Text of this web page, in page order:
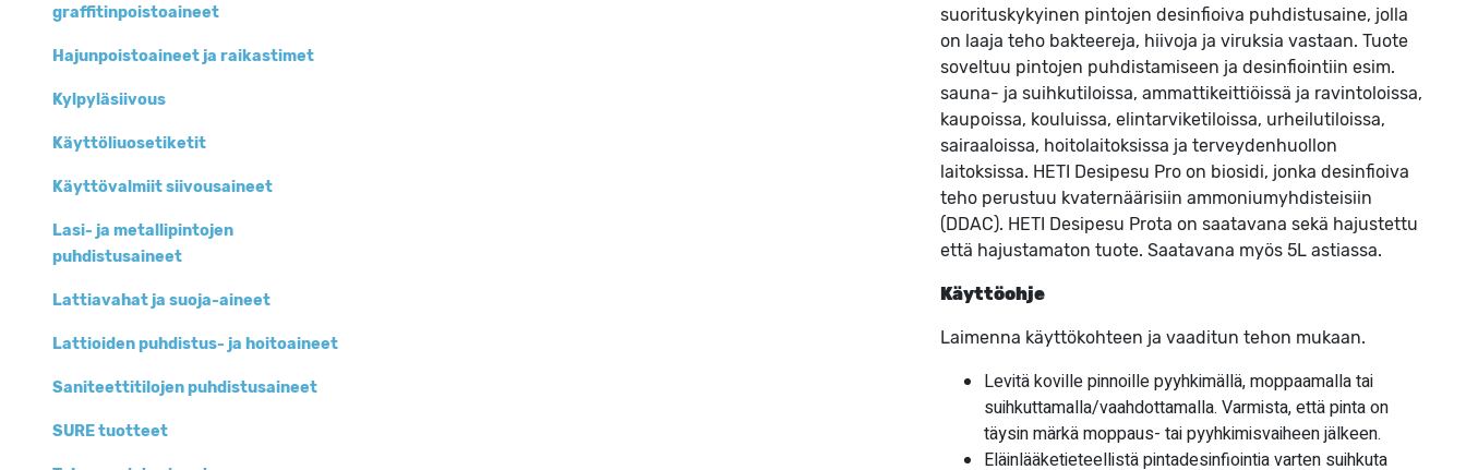
graffitinpoistoaineet
Hajunpoistoaineet ja raikastimet
Kylpyläsiivous
Käyttöliuosetiketit
Käyttövalmiit siivousaineet
Lasi- ja metallipintojen
puhdistusaineet
Lattiavahat ja suoja-aineet
Lattioiden puhdistus- ja hoitoaineet
Saniteettitilojen puhdistusaineet
SURE tuotteet
suorituskykyinen pintojen desinfioiva puhdistusaine, jolla
on laaja teho bakteereja, hiivoja ja viruksia vastaan. Tuote
soveltuu pintojen puhdistamiseen ja desinfiointiin esim.
sauna- ja suihkutiloissa, ammattikeittiöissä ja ravintoloissa,
kaupoissa, kouluissa, elintarviketiloissa, urheilutiloissa,
sairaaloissa, hoitolaitoksissa ja terveydenhuollon
laitoksissa. HETI Desipesu Pro on biosidi, jonka desinfioiva
teho perustuu kvaternäärisiin ammoniumyhdisteisiin
(DDAC). HETI Desipesu Prota on saatavana sekä hajustettu
että hajustamaton tuote. Saatavana myös 5L astiassa.
Käyttöohje
Laimenna käyttökohteen ja vaaditun tehon mukaan.
Levitä koville pinnoille pyyhkimällä, moppaamalla tai
suihkuttamalla/vaahdottamalla. Varmista, että pinta on
täysin märkä moppaus- tai pyyhkimisvaiheen jälkeen.
Eläinlääketieteellistä pintadesinfiointia varten suihkuta
Pyykinpesuaineet
Siivouskoneet
Suojaimet
Kertakäyttöastiat
Toimistotarvikkeet